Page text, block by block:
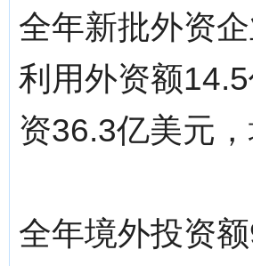
全年新批外资
利用外资额
资36.3亿美元
全年境外投资